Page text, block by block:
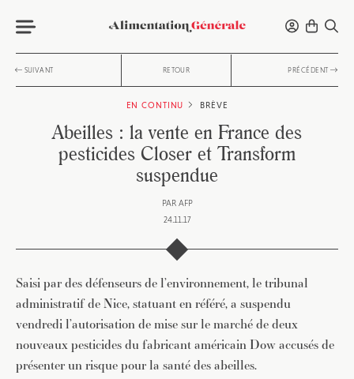
SUIVANT RETOUR PRÉCÉDENT
EN CONTINU BRÈVE
Abeilles : la vente en France des
pesticides Closer et Transform
suspendue
PAR AFP
24.11.17
Saisi par des défenseurs de l’environnement, le tribunal
administratif de Nice, statuant en référé, a suspendu
vendredi l’autorisation de mise sur le marché de deux
nouveaux pesticides du fabricant américain Dow accusés de
présenter un risque pour la santé des abeilles.